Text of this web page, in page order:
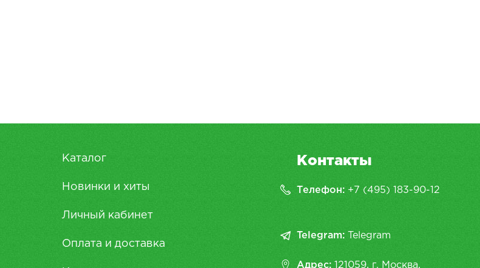
Каталог
Новинки и хиты
Личный кабинет
Оплата и доставка
Контакты
Телефон: +7 (495) 183-90-12
Telegram: Telegram
Адрес: 121059, г. Москва,